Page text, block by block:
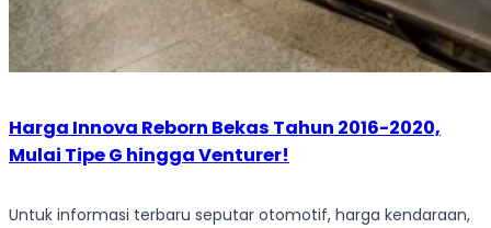
Harga Innova Reborn Bekas Tahun 2016-2020,
Mulai Tipe G hingga Venturer!
Untuk informasi terbaru seputar otomotif, harga kendaraan,